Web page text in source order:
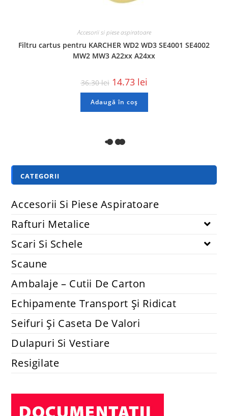
Accesorii si piese aspiratoare
Filtru cartus pentru KARCHER WD2 WD3 SE4001 SE4002
MW2 MW3 A22xx A24xx
36.30lei 14.73 lei
Adaugă în coș
CATEGORII
Accesorii Si Piese Aspiratoare
Rafturi Metalice
Scari Si Schele
Scaune
Ambalaje – Cutii De Carton
Echipamente Transport Și Ridicat
Seifuri Și Caseta De Valori
Dulapuri Si Vestiare
Resigilate